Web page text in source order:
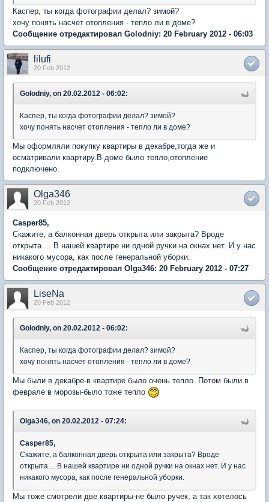
Каспер, ты когда фотографии делал? зимой?
хочу понять насчет отопления - тепло ли в доме?
Сообщение отредактировал Golodniy: 20 February 2012 - 06:03
lilufi
20 Feb 2012
Golodniy, on 20.02.2012 - 06:02:
Каспер, ты когда фотографии делал? зимой?
хочу понять насчет отопления - тепло ли в доме?
Мы оформляли покупку квартиры в декабре,тогда же и
осматривали квартиру.В доме было тепло,отопление
подключено.
Olga346
20 Feb 2012
Casper85,
Скажите, а балконная дверь открыта или закрыта? Вроде
открыта.... В нашей квартире ни одной ручки на окнах нет. И у нас
никакого мусора, как после генеральной уборки.
Сообщение отредактировал Olga346: 20 February 2012 - 07:27
LiseNa
20 Feb 2012
Golodniy, on 20.02.2012 - 06:02:
Каспер, ты когда фотографии делал? зимой?
хочу понять насчет отопления - тепло ли в доме?
Мы были в декабре-в квартире было очень тепло. Потом были в
феврале в морозы-было тоже тепло
Olga346, on 20.02.2012 - 07:24:
Casper85,
Скажите, а балконная дверь открыта или закрыта? Вроде
открыта.... В нашей квартире ни одной ручки на окнах нет. И у нас
никакого мусора, как после генеральной уборки.
Мы тоже смотрели две квартиры-не было ручек, а так хотелось